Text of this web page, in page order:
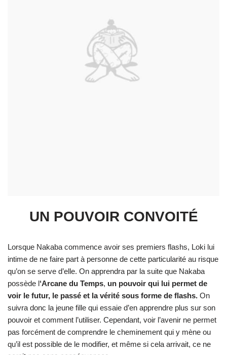
UN POUVOIR CONVOITÉ
Lorsque Nakaba commence avoir ses premiers flashs, Loki lui
intime de ne faire part à personne de cette particularité au risque
qu’on se serve d’elle. On apprendra par la suite que Nakaba
possède l ‘Arcane du Temps, un pouvoir qui lui permet de
voir le futur, le passé et la vérité sous forme de flashs. On
suivra donc la jeune fille qui essaie d’en apprendre plus sur son
pouvoir et comment l’utiliser. Cependant, voir l’avenir ne permet
pas forcément de comprendre le cheminement qui y mène ou
qu’il est possible de le modifier, et même si cela arrivait, ce ne